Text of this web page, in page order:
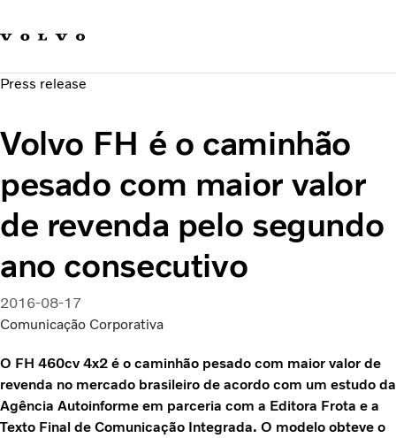
Carreira
Sustentabilidade e Segurança
Press release
Volvo FH é o caminhão
pesado com maior valor
de revenda pelo segundo
ano consecutivo
2016-08-17
Comunicação Corporativa
O FH 460cv 4x2 é o caminhão pesado com maior valor de
revenda no mercado brasileiro de acordo com um estudo da
Agência Autoinforme em parceria com a Editora Frota e a
Texto Final de Comunicação Integrada. O modelo obteve o